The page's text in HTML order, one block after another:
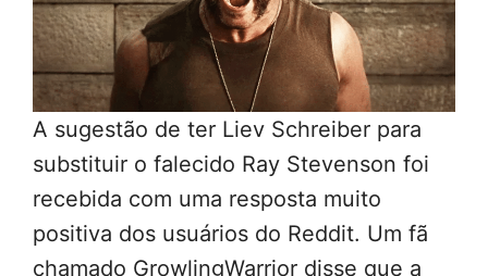
A sugestão de ter Liev Schreiber para
substituir o falecido Ray Stevenson foi
recebida com uma resposta muito
positiva dos usuários do Reddit. Um fã
chamado GrowlingWarrior disse que a